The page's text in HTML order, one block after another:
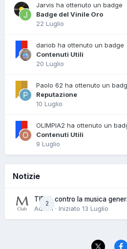
Jarvis ha ottenuto un badge
Badge del Vinile Oro
22 Luglio
dariob ha ottenuto un badge
Contenuti Utili
20 Luglio
Paolo 62 ha ottenuto un
Reputazione
10 Luglio
OLIMPIA2 ha ottenuto un
Contenuti Utili
9 Luglio
Notizie
2
TIDAL contro la musica
Admin · Iniziato 13 Luglio